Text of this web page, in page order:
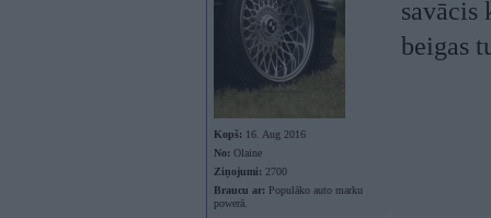
Kopš: 16. Aug 2016
No: Olaine
Ziņojumi: 2700
Braucu ar: Populāko auto marku
powerā.
savācis
beigas